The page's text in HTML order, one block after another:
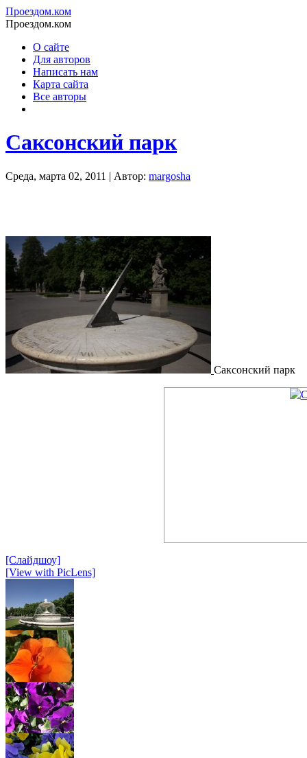
Проездом.ком
Проездом.ком
О сайте
Для авторов
Написать нам
Карта сайта
Все авторы
Саксонский парк
Среда, марта 02, 2011 | Автор: margosha
Саксонский парк
[Слайдшоу]
[View with PicLens]